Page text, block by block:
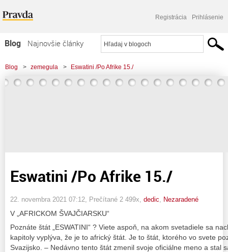
Registrácia Prihlásenie
Blog
Najnovšie články
Najčítanejšie články
Najkomentovanejšie články
Blog > zemegula > Eswatini /Po Afrike 15./
Eswatini /Po Afrike 15./
22. novembra 2021 07:12 , Prečítané 2 499x, dedic Nezaradené
V „AFRICKOM ŠVAJČIARSKU“
Poznáte štát „ESWATINI“ ? Viete aspoň, na akom svetadiele sa
kapitoly vyplýva, že je to africký štát. Je to štát, ktorého vo svete
Svazijsko. – Nedávno tento štát zmenil svoje oficiálne meno a stal